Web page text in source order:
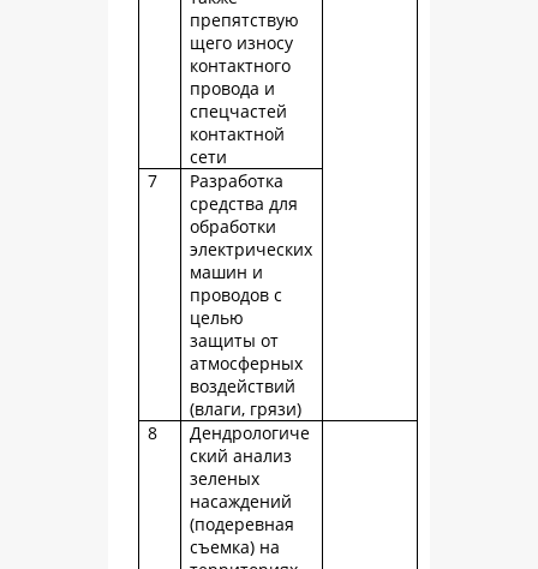
препятствую
щего износу
контактного
провода и
спецчастей
контактной
сети
7
Разработка
средства для
обработки
электрических
машин и
проводов с
целью
защиты от
атмосферных
воздействий
(влаги, грязи)
8
Дендрологиче
ский анализ
зеленых
насаждений
(подеревная
съемка) на